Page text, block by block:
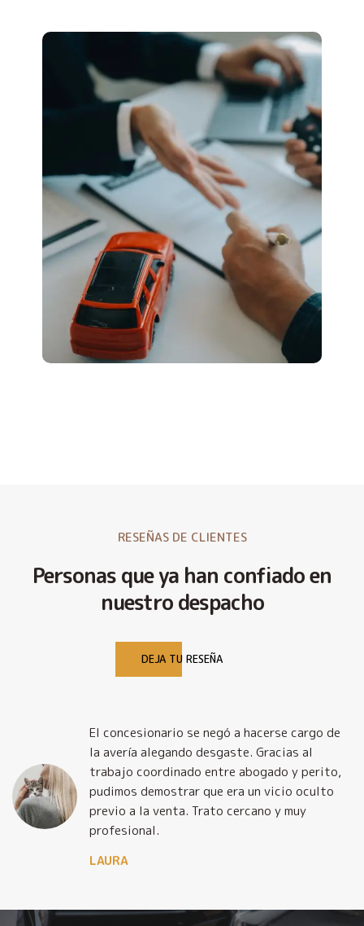
RESEÑAS DE CLIENTES
Personas que ya han confiado en
nuestro despacho
DEJA TU RESEÑA
El concesionario se negó a hacerse cargo de
la avería alegando desgaste. Gracias al
trabajo coordinado entre abogado y perito,
pudimos demostrar que era un vicio oculto
previo a la venta. Trato cercano y muy
profesional.
LAURA